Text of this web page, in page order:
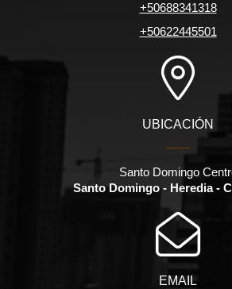
+50688341318
+50622445501
UBICACIÓN
Santo Domingo
Santo Domingo - Heredia -
EMAIL